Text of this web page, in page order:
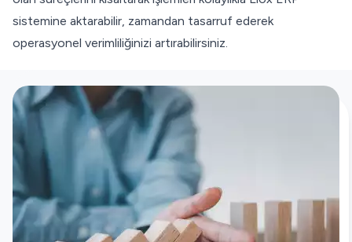
sistemine aktarabilir, zamandan tasarruf ederek
operasyonel verimliliğinizi artırabilirsiniz.